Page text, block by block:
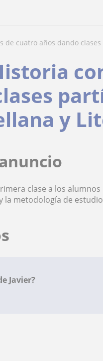
de cuatro años dando clases
y
clase a los
la metodología de
Javier?